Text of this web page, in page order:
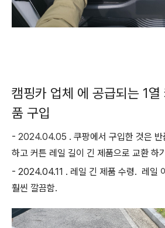
캠핑카 업체 에 공급되는 1열
품 구입
- 2024.04.05 . 쿠팡에서 구입한 것은
하고 커튼 레일 길이 긴 제품으로 교환 하
- 2024.04.11 . 레일 긴 제품 수령. 레일
훨씬 깔끔함.